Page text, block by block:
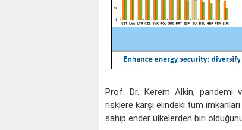
Prof. Dr. Kerem Alkin, pandemi ve
risklere karşı elindeki tüm
sahip ender ülkelerden biri